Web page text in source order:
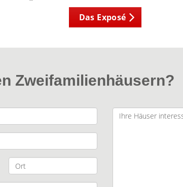
Das Exposé
Zweifamilienhäusern?